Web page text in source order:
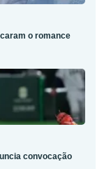
o romance
convocação